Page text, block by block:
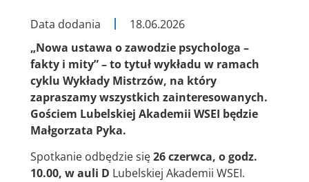
Data dodania
18.06.2026
„Nowa ustawa o zawodzie psychologa –
fakty i mity” – to tytuł wykładu w ramach
cyklu Wykłady Mistrzów, na który
zapraszamy wszystkich zainteresowanych.
Gościem Lubelskiej Akademii WSEI będzie
Małgorzata Pyka.
Spotkanie odbędzie się26 czerwca, o godz.
10.00, w auli D Lubelskiej Akademii WSEI.